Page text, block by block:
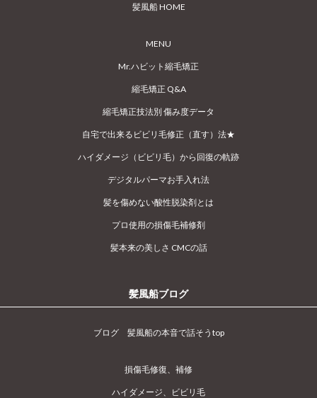
髪風船 HOME
MENU
Mr.ハビット縮毛矯正
縮毛矯正 Q&A
縮毛矯正技法別 傷み度データ
自宅で出来るビビリ毛修正（直す）法★
ハイダメージ（ビビリ毛）から回復の軌跡
デジタルパーマお手入れ法
髪を傷めない酸性脱染剤とは
プロ使用の損傷毛補修剤
髪本来の美しさ CMCの話
髪風船ブログ
ブログ 髪風船の本音で話そうtop
損傷毛修復、補修
ハイダメージ、ビビリ毛